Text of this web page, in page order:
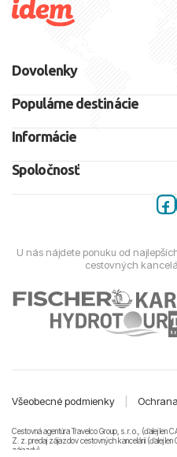
Dovolenky
Populárne destinácie
Informácie
Spoločnosť
U nás nájdete ponuku od
cestovných
Všeobecné podmienky
Cestovná agentúra Travelco Group, s. r. o., (ďalej len
Z. z. predaj zájazdov cestovných kancelárii (ďalej len
zájazdy).